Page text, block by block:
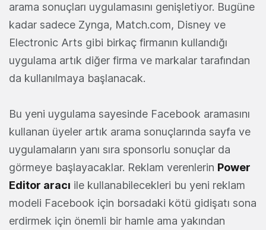
arama sonuçları uygulamasını genişletiyor. Bugüne
kadar sadece Zynga, Match.com, Disney ve
Electronic Arts gibi birkaç firmanın kullandığı
uygulama artık diğer firma ve markalar tarafından
da kullanılmaya başlanacak.
Bu yeni uygulama sayesinde Facebook aramasını
kullanan üyeler artık arama sonuçlarında sayfa ve
uygulamaların yanı sıra sponsorlu sonuçlar da
görmeye başlayacaklar. Reklam verenlerin Power
Editor aracı ile kullanabilecekleri bu yeni reklam
modeli Facebook için borsadaki kötü gidişatı sona
erdirmek için önemli bir hamle ama yakından